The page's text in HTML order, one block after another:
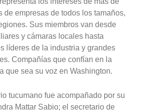
de empresas de todos los tamaños,
Sus miembros van desde
y cámaras locales hasta
líderes de la industria y grandes
Compañías que confían en la
que sea su voz en Washington.
tucumano fue acompañado por su
Mattar Sabio; el secretario de